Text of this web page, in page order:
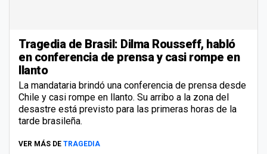
Tragedia de Brasil: Dilma Rousseff, habló
en conferencia de prensa y casi rompe en
llanto
La mandataria brindó una conferencia de prensa desde
Chile y casi rompe en llanto. Su arribo a la zona del
desastre está previsto para las primeras horas de la
tarde brasileña.
VER MÁS DE TRAGEDIA